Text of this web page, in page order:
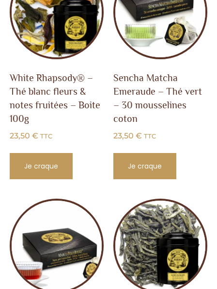
White Rhapsody® –
Thé blanc fleurs &
notes fruitées – Boite
100g
23,50 € TTC
Je craque
Sencha Matcha
Emeraude – Thé vert
– 30 mousselines
coton
23,50 € TTC
Je craque